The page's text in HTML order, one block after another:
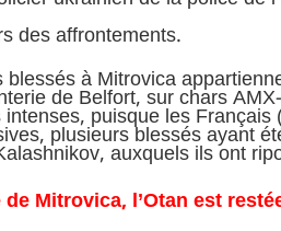
des affrontements.
à Mitrovica
de Belfort, sur chars
puisque les
plusieurs blessés ayant
auxquels ils ont
de Mitrovica, l’Otan est